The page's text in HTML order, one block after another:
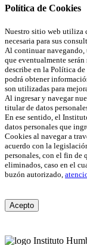
Política de Cookies
Nuestro sitio web utiliza
necesaria para sus
Al continuar navegando,
que eventualmente
describe en la Política
podrá obtener
son utilizadas para
Al ingresar y navegar
titular de datos
En ese sentido, el
datos personales que
Cookies al navegar a
acuerdo con la
personales, con el fin de
eliminados, caso en el
buzón autorizado,
Acepto